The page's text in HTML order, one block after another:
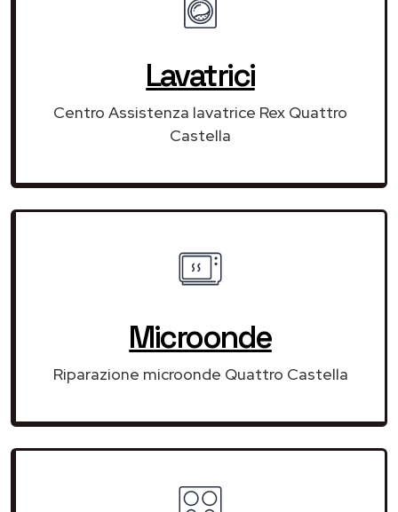
Lavatrici
Centro Assistenza lavatrice Rex Quattro
Castella
Microonde
Riparazione microonde Quattro Castella